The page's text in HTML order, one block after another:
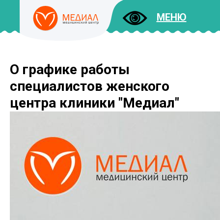
МЕНЮ
О графике работы
специалистов женского
центра клиники "Медиал"